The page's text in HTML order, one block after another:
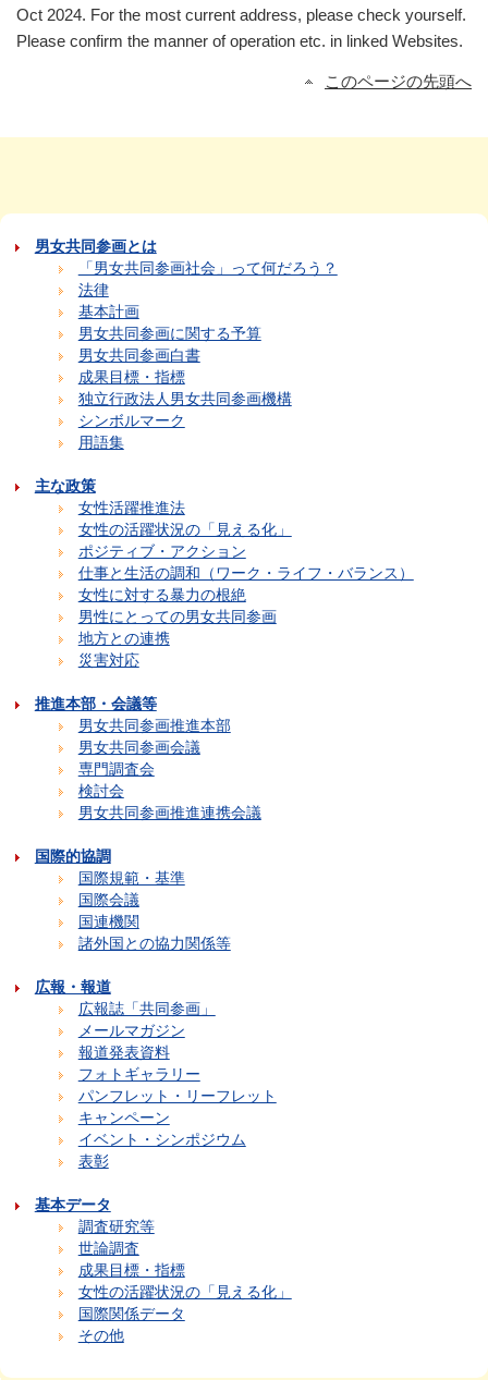
Oct 2024. For the most current address, please check yourself.
Please confirm the manner of operation etc. in linked Websites.
このページの先頭へ